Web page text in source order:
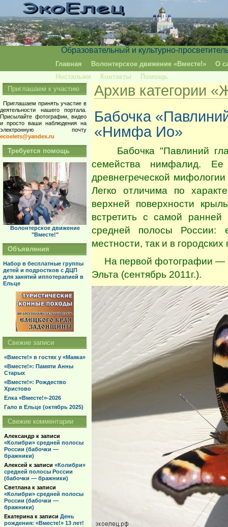
Образовательный и культурно-
Главная Волонтерское движение «Вместе!»
О
Ностальжи
Контакты Помощь
Архив категории
Бабочка
«Нимфа Ио»
Бабочка "Павлиний
семейства нимфалид. Ее
древнегреческой
Легко отличима по
верхней поверхности
встретить с самой
средней полосы России:
местности, так и в
На первой фотографии —
Эльта (сентябрь 2011г.).
Приглашаем к участию
Приглашаем принять участие в
деятельности нашего портала.
Присылайте фотографии, видео
и просто ваши наблюдения на
электронную почту
ecoelets@yandex.ru
Требуется помощь
Волонтерское движение
"Вместе!"
Объявления
Набор в бесплатные группы
детей и подростков с ДЦП
для занятий иппотерапией в
Ельце
Свежие записи
«Вместе!» в гостях у «Маяка»
«Вместе!»: Памяти Анны
Старых
«Вместе!»: Рождество
Христово
Елка «Вместе!»-2026
Гало в Ельце (октябрь 2025)
Свежие комментарии
Александр к записи
«Колибри» средней полосы
России (бабочки —
бражники)
Алексей к записи «Колибри»
средней полосы России
(бабочки — бражники)
Светлана к записи
«Колибри» средней полосы
России (бабочки —
бражники)
Екатерина к записи День
рождения: «Вместе!» 13 лет!